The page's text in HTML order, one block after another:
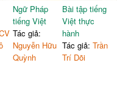
Ngữ Pháp
tiếng Việt
Tác giả:
Nguyễn Hữu
Quỳnh
Bài tập tiếng
Việt thực
hành
Tác giả:Trần
Trí Dõi